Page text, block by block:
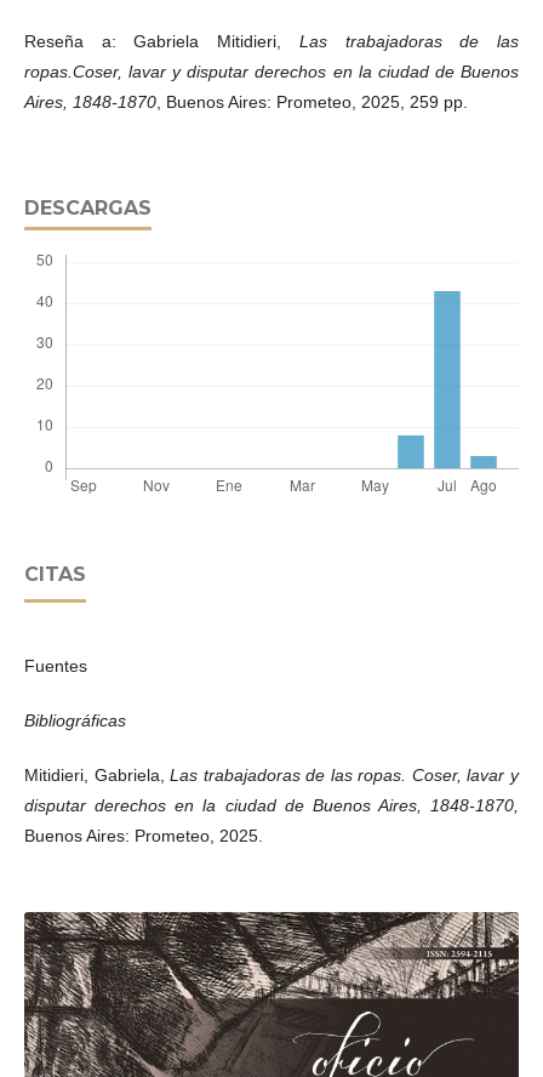
Reseña a: Gabriela Mitidieri,
Las trabajadoras de las
ropas.Coser, lavar y disputar derechos en la ciudad de Buenos
Aires, 1848-1870 , Buenos Aires: Prometeo, 2025, 259 pp.
DESCARGAS
CITAS
Fuentes
Bibliográficas
Mitidieri, Gabriela,Las trabajadoras de las ropas. Coser, lavar y
disputar derechos en la ciudad de Buenos Aires, 1848-1870,
Buenos Aires: Prometeo, 2025.